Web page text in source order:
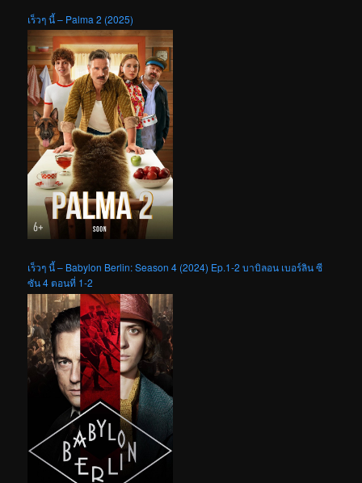
เร็วๆ นี้ – Palma 2 (2025)
เร็วๆ นี้ – Babylon Berlin: Season 4 (2024) Ep.1-2 บาบิลอน เบอร์ลิน ซี
ซัน 4 ตอนที่ 1-2